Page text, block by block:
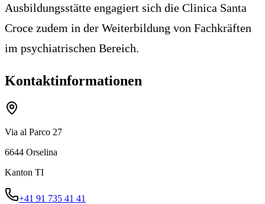
Ausbildungsstätte engagiert sich die Clinica Santa
Croce zudem in der Weiterbildung von Fachkräften
im psychiatrischen Bereich.
Kontaktinformationen
Via al Parco 27
6644 Orselina
Kanton TI
+41 91 735 41 41